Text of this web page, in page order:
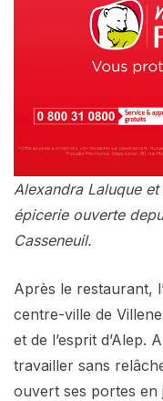
Alexandra Laluque
épicerie ouverte
Casseneuil.
Après le restaurant,
centre-ville de
et de l’esprit d’Alep.
travailler sans
ouvert ses portes en